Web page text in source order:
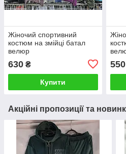
Жіночий спортивний
костюм на змійці батал
велюр
630 ₴
Купити
550
Акційні пропозиції та